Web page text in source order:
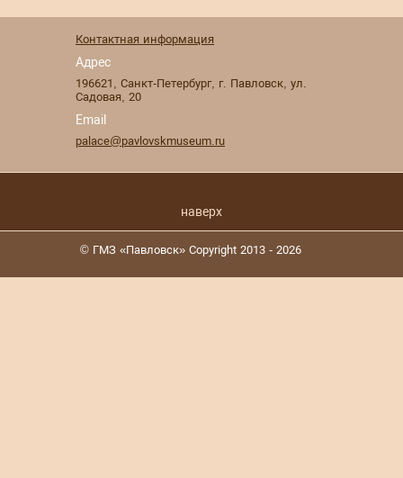
Контактная информация
Адрес
196621 Санкт-Петербург, г. Павловск ул.
Садовая, 20
Email
palace@pavlovskmuseum.ru
наверх
© ГМЗ «Павловск» Copyright 2013 - 2026